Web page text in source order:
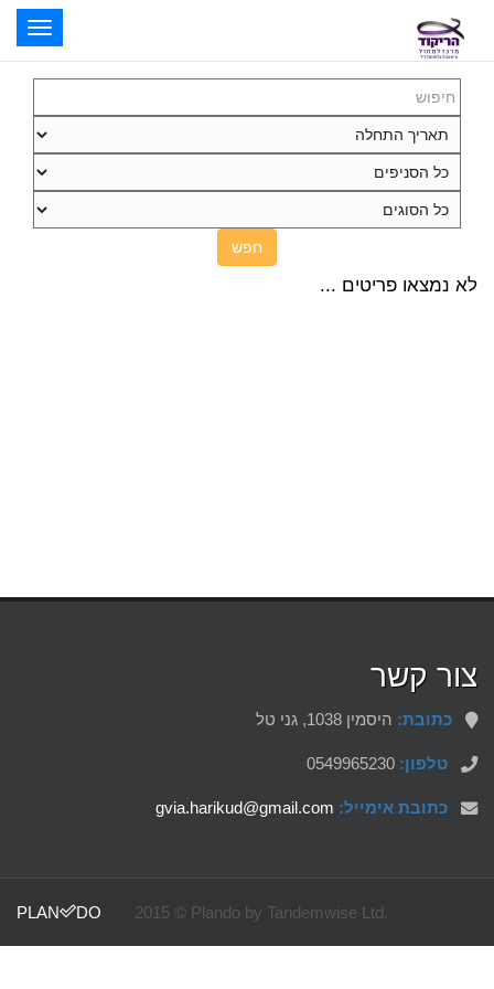
חפש
לא נמצאו פריטים ...
צור קשר
כתובת: היסמין 1038, גני טל
טלפון:
כתובת אימייל: gvia.harikud@gmail.com
PLAN DO 2015 © Plando by Tandemwise Ltd.